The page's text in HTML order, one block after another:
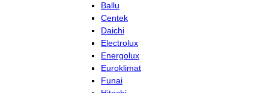
Ballu
Centek
Daichi
Electrolux
Energolux
Euroklimat
Funai